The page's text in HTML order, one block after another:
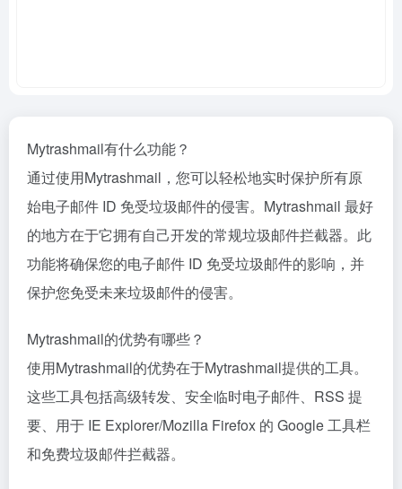
Mytrashmail有什么功能？
通过使用Mytrashmail，您可以轻松地实时保护所有原
始电子邮件 ID 免受垃圾邮件的侵害。Mytrashmail 最好
的地方在于它拥有自己开发的常规垃圾邮件拦截器。此
功能将确保您的电子邮件 ID 免受垃圾邮件的影响，并
保护您免受未来垃圾邮件的侵害。
Mytrashmail的优势有哪些？
使用Mytrashmail的优势在于Mytrashmail提供的工具。
这些工具包括高级转发、安全临时电子邮件、RSS 提
要、用于 IE Explorer/Mozilla Firefox 的 Google 工具栏
和免费垃圾邮件拦截器。